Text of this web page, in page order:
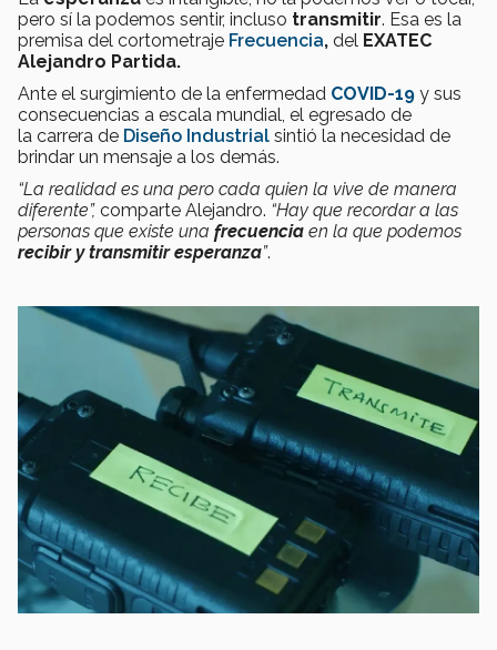
pero sí la podemos sentir, incluso transmitir. Esa es la
premisa del cortometraje Frecuencia, del EXATEC
Alejandro Partida.
Ante el surgimiento de la enfermedad COVID-19 y sus
consecuencias a escala mundial, el egresado de
la carrera de Diseño Industrial sintió la necesidad de
brindar un mensaje a los demás.
“La realidad es una pero cada quien la vive de manera
diferente”, comparte Alejandro. “Hay que recordar a las
personas que existe una frecuencia en la que podemos
recibir y transmitir esperanza”.